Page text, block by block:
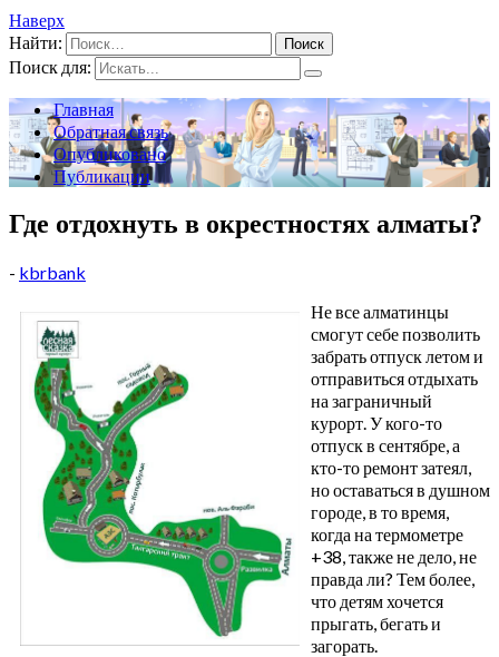
Наверх
Найти:
Поиск для:
Главная
Обратная связь
Опубликовано
Публикации
Где отдохнуть в окрестностях алматы?
- kbrbank
Не все алматинцы
смогут себе позволить
забрать отпуск летом и
отправиться отдыхать
на заграничный
курорт. У кого-то
отпуск в сентябре, а
кто-то ремонт затеял,
но оставаться в душном
городе, в то время,
когда на термометре
+38, также не дело, не
правда ли? Тем более,
что детям хочется
прыгать, бегать и
загорать.